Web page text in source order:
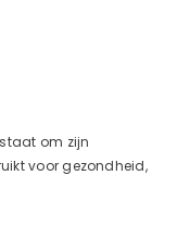
om zijn
voor gezondheid,